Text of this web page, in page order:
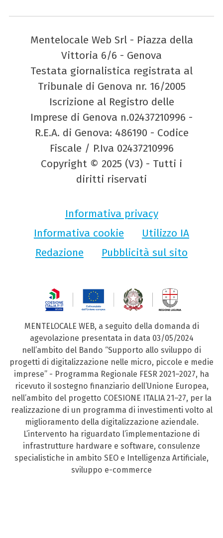
Mentelocale Web Srl - Piazza della
Vittoria 6/6 - Genova
Testata giornalistica registrata al
Tribunale di Genova nr. 16/2005
Iscrizione al Registro delle
Imprese di Genova n.02437210996 -
R.E.A. di Genova: 486190 - Codice
Fiscale / P.Iva 02437210996
Copyright © 2025 (V3) - Tutti i
diritti riservati
Informativa privacy
Informativa cookie
Utilizzo IA
Redazione
Pubblicità sul sito
MENTELOCALE WEB, a seguito della domanda di
agevolazione presentata in data 03/05/2024
nell’ambito del Bando “Supporto allo sviluppo di
progetti di digitalizzazione nelle micro, piccole e medie
imprese” - Programma Regionale FESR 2021–2027, ha
ricevuto il sostegno finanziario dell’Unione Europea,
nell’ambito del progetto COESIONE ITALIA 21–27, per la
realizzazione di un programma di investimenti volto al
miglioramento della digitalizzazione aziendale.
L’intervento ha riguardato l’implementazione di
infrastrutture hardware e software, consulenze
specialistiche in ambito SEO e Intelligenza Artificiale,
sviluppo e-commerce